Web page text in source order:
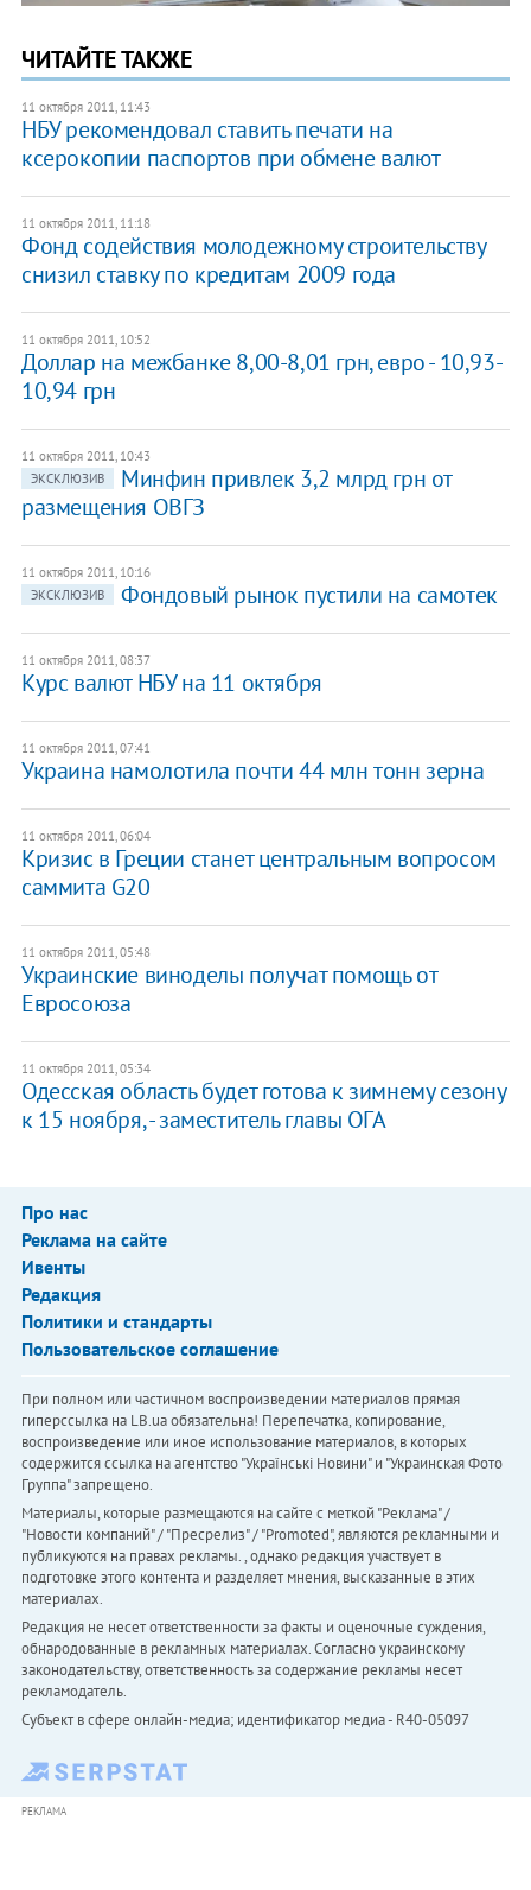
ЧИТАЙТЕ ТАКЖЕ
11 октября 2011, 11:43
НБУ рекомендовал ставить печати на
ксерокопии паспортов при обмене валют
11 октября 2011, 11:18
​Фонд содействия молодежному строительству
снизил ставку по кредитам 2009 года
11 октября 2011, 10:52
Доллар на межбанке 8,00-8,01 грн, евро - 10,93-
10,94 грн
11 октября 2011, 10:43
ЭКСКЛЮЗИВ
​Минфин привлек 3,2 млрд грн от
размещения ОВГЗ
11 октября 2011, 10:16
ЭКСКЛЮЗИВ
​Фондовый рынок пустили на самотек
11 октября 2011, 08:37
Курс валют НБУ на 11 октября
11 октября 2011, 07:41
​Украина намолотила почти 44 млн тонн зерна
11 октября 2011, 06:04
​Кризис в Греции станет центральным вопросом
саммита G20
11 октября 2011, 05:48
​Украинские виноделы получат помощь от
Евросоюза
11 октября 2011, 05:34
Одесская область будет готова к зимнему сезону
к 15 ноября, - заместитель главы ОГА
Про нас
Реклама на сайте
Ивенты
Редакция
Политики и стандарты
Пользовательское соглашение
При полном или частичном воспроизведении материалов прямая
гиперссылка на LB.ua обязательна! Перепечатка, копирование,
воспроизведение или иное использование материалов, в которых
содержится ссылка на агентство "Українськi Новини" и "Украинская Фото
Группа" запрещено.
Материалы, которые размещаются на сайте с меткой "Реклама" /
"Новости компаний" / "Пресрелиз" / "Promoted", являются рекламными и
публикуются на правах рекламы. , однако редакция участвует в
подготовке этого контента и разделяет мнения, высказанные в этих
материалах.
Редакция не несет ответственности за факты и оценочные суждения,
обнародованные в рекламных материалах. Согласно украинскому
законодательству, ответственность за содержание рекламы несет
рекламодатель.
Субъект в сфере онлайн-медиа; идентификатор медиа - R40-05097
РЕКЛАМА